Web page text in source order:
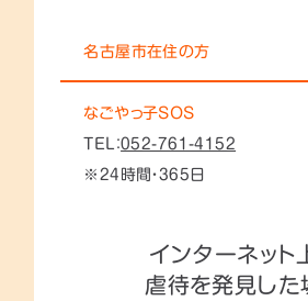
名古屋市在住の方
なごやっ子SOS
TEL：052-761-4152
※24時間・365日
インターネット
虐待を発見した